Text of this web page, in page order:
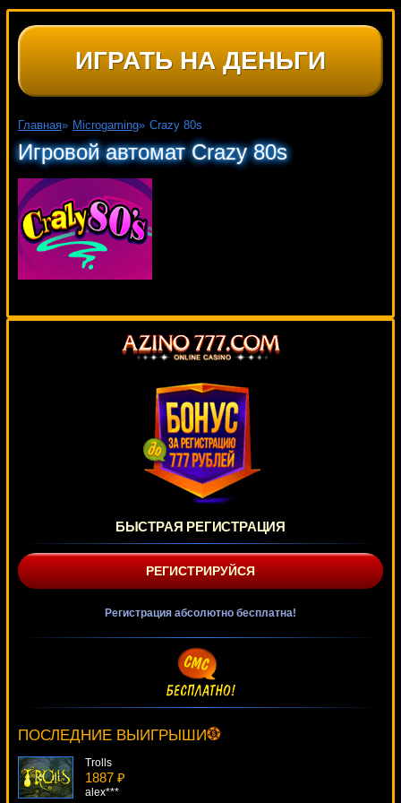
ИГРАТЬ НА ДЕНЬГИ
Главная» Microgaming» Crazy 80s
Игровой автомат Crazy 80s
БЫСТРАЯ РЕГИСТРАЦИЯ
РЕГИСТРИРУЙСЯ
Регистрация абсолютно бесплатна!
ПОСЛЕДНИЕ ВЫИГРЫШИ
number***
Trolls
1887 ₽
alex***